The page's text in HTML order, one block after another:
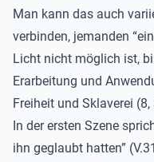
Man kann das auch
verbinden, jemanden
Licht nicht möglich ist,
Erarbeitung und
Freiheit und Sklaverei (8,
In der ersten Szene
ihn geglaubt hatten”